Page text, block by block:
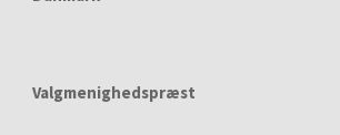
Valgmenighedspræst